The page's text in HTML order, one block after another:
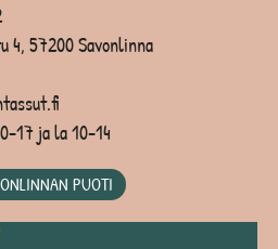
4, 57200 Savonlinna
17 ja la 10-14
PUOTI